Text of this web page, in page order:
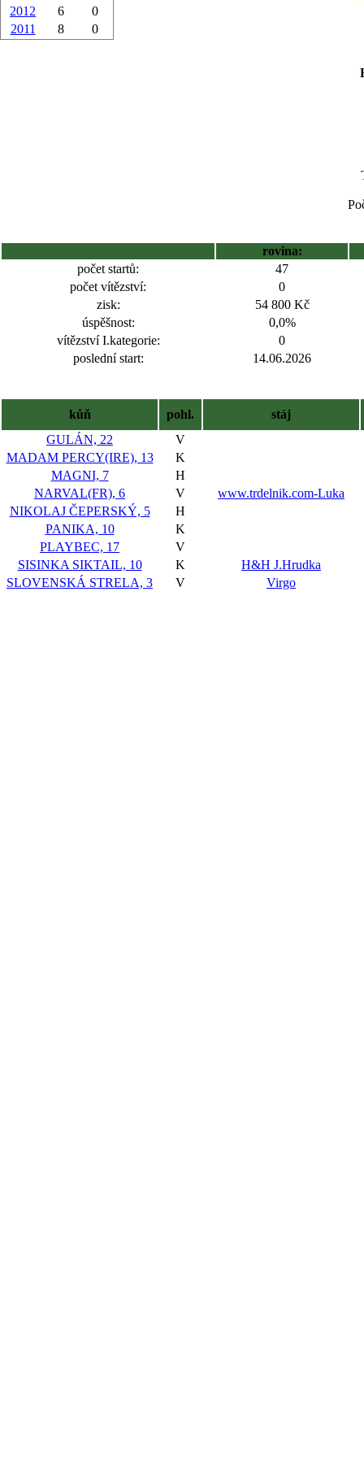
2012
6
0
2011
8 0
rovina:
počet startů:
47
počet vítězství:
0
zisk:
54 800 Kč
úspěšnost:
0,0%
vítězství I.kategorie:
0
poslední start:
14.06.2026
kůň pohl.
stáj
GULÁN, 22
V
MADAM PERCY(IRE), 13
K
MAGNI, 7
H
NARVAL(FR), 6
V
www.trdelnik.com-Luka
NIKOLAJ ČEPERSKÝ, 5
H
PANIKA, 10
K
PLAYBEC, 17
V
SISINKA SIKTAIL, 10
K
H&H J.Hrudka
SLOVENSKÁ STRELA, 3
V Virgo